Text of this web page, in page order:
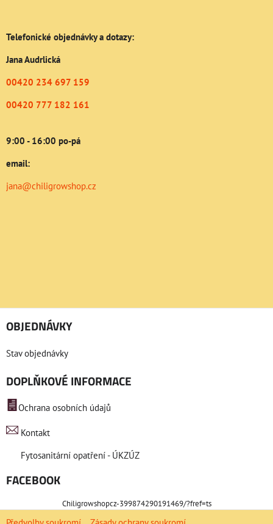
Telefonické objednávky a dotazy:
Jana Audrlická
00420 234 697 159
00420 777 182 161
9:00 - 16:00 po-pá
email:
jana@chiligrowshop.cz
OBJEDNÁVKY
Stav objednávky
DOPLŇKOVÉ INFORMACE
Ochrana osobních údajů
Kontakt
Fytosanitární opatření - ÚKZÚZ
FACEBOOK
Chiligrowshopcz-399874290191469/?fref=ts